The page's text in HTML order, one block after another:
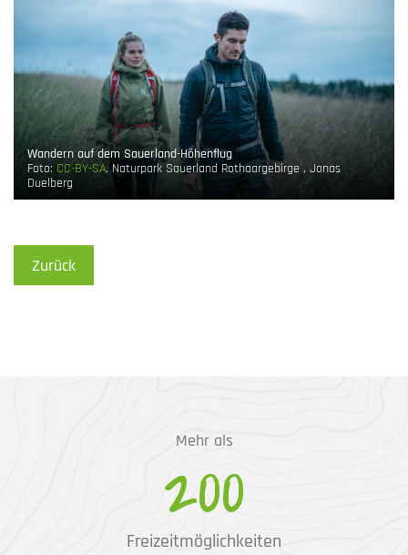
Wandern auf dem Sauerland-Höhenflug
Foto: CC-BY-SA, Naturpark Sauerland Rothaargebirge , Jonas
Duelberg
Zurück
Mehr als
200
Freizeitmöglichkeiten